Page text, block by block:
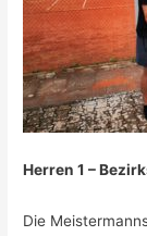
Herren 1 –
Die